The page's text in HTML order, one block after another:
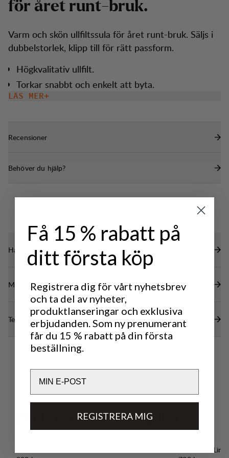
för året runt-bruk.
Varm och skön ullfiltssula för året runt-bruk. Säljs i
dubbelstorlek, klipp till för rätt passform.
Högkvalitativ ullfilt.
Torkar snabbt och enkelt att byta.
LÄS MER
Recensioner
Behöver du hjälp?
Hållbarhetsegenskaper
Material
Tekniska specifikationer
ke också g
Skare Mid Liner
Få 15 % rabatt på
ditt första köp
Registrera dig för vårt nyhetsbrev
och ta del av nyheter,
produktlanseringar och exklusiva
erbjudanden. Som ny prenumerant
får du 15 % rabatt på din första
beställning.
REGISTRERA MIG